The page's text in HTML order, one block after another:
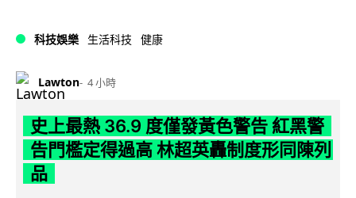
科技娛樂 生活科技 健康
Lawton 4 小時
史上最熱 36.9 度僅發黃色警告 紅黑警
告門檻定得過高 林超英轟制度形同陳列
品